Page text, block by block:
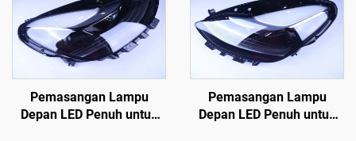
Pemasangan Lampu
Depan LED Penuh untuk
Pemasangan Lampu
Depan LED Penuh untuk